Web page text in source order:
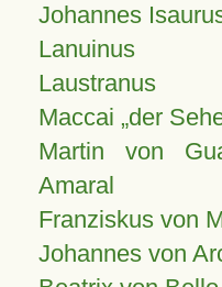
Johannes
Lanuinus
Laustranus
Maccai „der
Martin von
Amaral
Franziskus von
Johannes von